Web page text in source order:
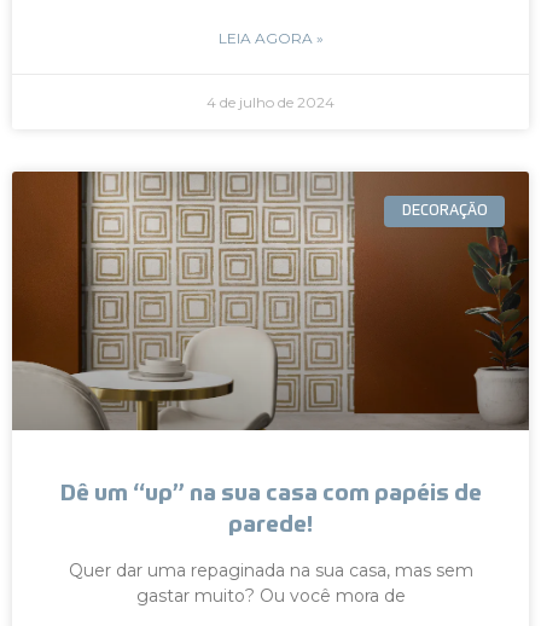
LEIA AGORA »
4 de julho de 2024
DECORAÇÃO
Dê um “up” na sua casa com papéis de
parede!
Quer dar uma repaginada na sua casa, mas sem
gastar muito? Ou você mora de